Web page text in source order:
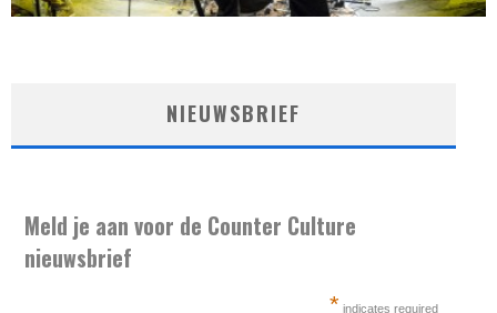
NIEUWSBRIEF
Meld je aan voor de Counter Culture
nieuwsbrief
* indicates required